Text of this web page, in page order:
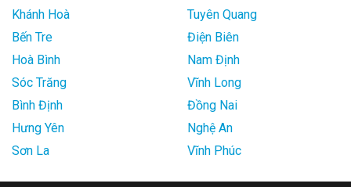
Khánh Hoà
Tuyên Quang
Bến Tre
Điện Biên
Hoà Bình
Nam Định
Sóc Trăng
Vĩnh Long
Bình Định
Đồng Nai
Hưng Yên
Nghệ An
Sơn La
Vĩnh Phúc